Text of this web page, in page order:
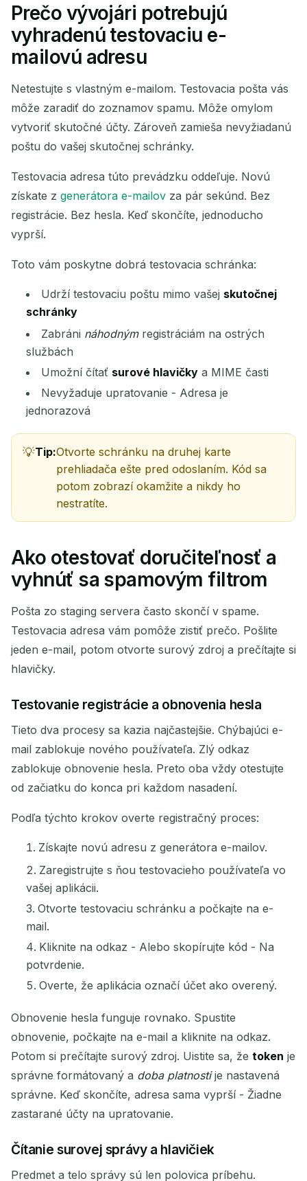
Vaša dočasná e-mailová
adresa:
Kopírovať
Odstrániť vybrané Zmeniť e-mail
Obnoviť
ODOSIELATEĽ PREDMET AKCIA
Čakám na prichádzajúce e-maily...
Obnoviť
Prečo vývojári potrebujú
vyhradenú testovaciu e-
mailovú adresu
Netestujte s vlastným e-mailom. Testovacia pošta vás
môže zaradiť do zoznamov spamu. Môže omylom
vytvoriť skutočné účty. Zároveň zamieša nevyžiadanú
poštu do vašej skutočnej schránky.
Testovacia adresa túto prevádzku oddeľuje. Novú
získate z generátora e-mailov za pár sekúnd. Bez
registrácie. Bez hesla. Keď skončíte, jednoducho
vyprší.
Toto vám poskytne dobrá testovacia schránka:
Udrží testovaciu poštu mimo vašej skutočnej
schránky
Zabráni náhodnýmregistráciám na ostrých
službách
Umožní čítať surové hlavičky a MIME časti
Nevyžaduje upratovanie - Adresa je
jednorazová
Tip:Otvorte schránku na druhej karte
prehliadača ešte pred odoslaním. Kód sa
potom zobrazí okamžite a nikdy ho
nestratíte.
Ako otestovať doručiteľnosť a
vyhnúť sa spamovým filtrom
Pošta zo staging servera často skončí v spame.
Testovacia adresa vám pomôže zistiť prečo. Pošlite
jeden e-mail, potom otvorte surový zdroj a prečítajte si
hlavičky.
Testovanie registrácie a obnovenia hesla
Tieto dva procesy sa kazia najčastejšie. Chýbajúci e-
mail zablokuje nového používateľa. Zlý odkaz
zablokuje obnovenie hesla. Preto oba vždy otestujte
od začiatku do konca pri každom nasadení.
Podľa týchto krokov overte registračný proces:
Získajte novú adresu z generátora e-mailov.
Zaregistrujte s ňou testovacieho používateľa vo
vašej aplikácii.
Otvorte testovaciu schránku a počkajte na e-
mail.
Kliknite na odkaz - Alebo skopírujte kód - Na
potvrdenie.
Overte, že aplikácia označí účet ako overený.
Obnovenie hesla funguje rovnako. Spustite
obnovenie, počkajte na e-mail a kliknite na odkaz.
Potom si prečítajte surový zdroj. Uistite sa, že token je
správne formátovaný a doba platnostije nastavená
správne. Keď skončíte, adresa sama vyprší - Žiadne
zastarané účty na upratovanie.
Čítanie surovej správy a hlavičiek
Predmet a telo správy sú len polovica príbehu.